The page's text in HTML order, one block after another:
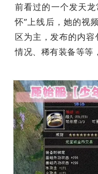
前看过的一个发天
怀”上线后，她的视
区为主，发布的内容
情况、稀有装备等等